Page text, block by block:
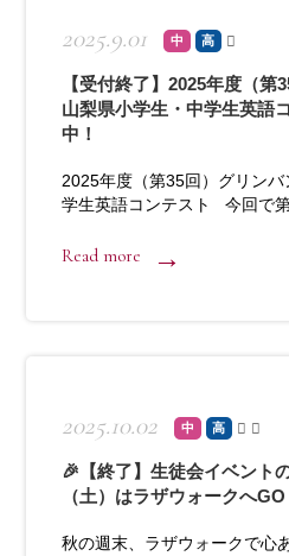
2025.9.01 中 高
【受付終了】2025年度（
山梨県小学生・中学生英語
中！
2025年度（第35回）グリン
学生英語コンテスト 今回で
Read more
2025.10.02 中 高
🎉【終了】生徒会イベント
（土）はラザウォークへGO
秋の週末、ラザウォークで心